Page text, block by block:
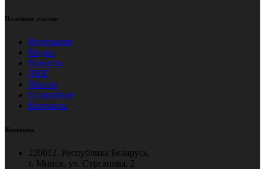
Полезные ссылки
Федерация
Медиа
Новости
ДЮГ
Школы
О гандболе
Контакты
Контакты
220012, Республика Беларусь,
г. Минск, ул. Сурганова, 2